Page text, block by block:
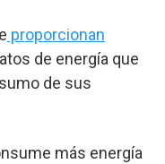
proporcionan
de energía que
de sus
más energía